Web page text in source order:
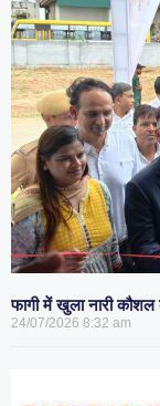
फागी में खुला नारी
24/07/2026 8:32 am